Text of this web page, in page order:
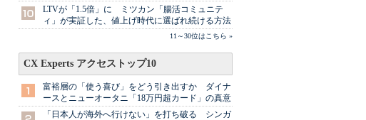
LTVが「1.5倍」に ミツカン「腸活コミュニテ
ィ」が実証した、値上げ時代に選ばれ続ける方法
11～30位はこちら »
CX Experts アクセストップ10
富裕層の「使う喜び」をどう引き出すか ダイナ
ースとニューオータニ「18万円超カード」の真意
「日本人が海外へ行けない」を打ち破る シンガ